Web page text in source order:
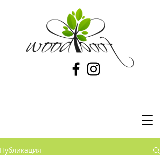
Публикация